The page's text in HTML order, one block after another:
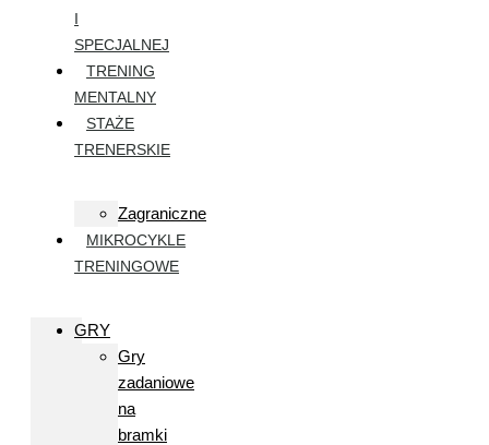
I
SPECJALNEJ
TRENING
MENTALNY
STAŻE
TRENERSKIE
Zagraniczne
MIKROCYKLE
TRENINGOWE
GRY
Gry
zadaniowe
na
bramki